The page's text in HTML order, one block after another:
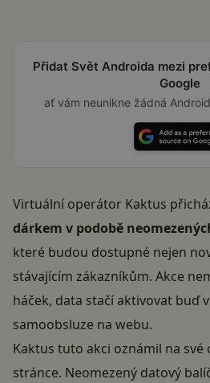
Přidat Svět Androida mezi
Google
ať vám neunikne žádná
Virtuální operátor Kaktus
dárkem v podobě
které budou dostupné nejen
stávajícím zákazníkům. Akce
háček, data stačí aktivovat buď
samoobsluze na webu.
Kaktus tuto akci oznámil na své
stránce. Neomezený datový